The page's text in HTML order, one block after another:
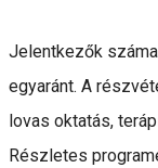
Jelentkezők
egyaránt. A
lovas oktatás,
Részletes